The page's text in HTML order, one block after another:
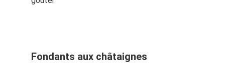
Fondants aux châtaignes